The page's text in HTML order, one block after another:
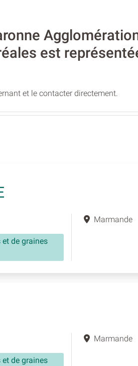
est
et le contacter directement.
et de graines
Marmande
et de graines
Marmande